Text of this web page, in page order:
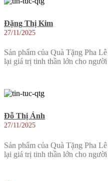
Đặng Thị Kim
27/11/2025
Sản phẩm của Quà Tặng Pha
lại giá trị tinh thần lớn cho người
Đỗ Thị Ánh
27/11/2025
Sản phẩm của Quà Tặng Pha
lại giá trị tinh thần lớn cho người